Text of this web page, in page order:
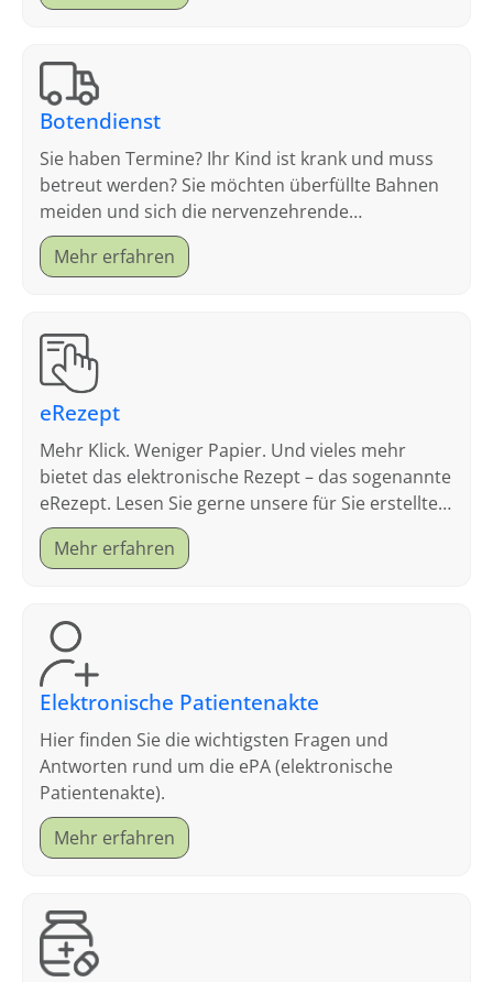
Botendienst
Sie haben Termine? Ihr Kind ist krank und muss
betreut werden? Sie möchten überfüllte Bahnen
meiden und sich die nervenzehrende
Parkplatzsuche sparen?
Mehr erfahren
eRezept
Mehr Klick. Weniger Papier. Und vieles mehr
bietet das elektronische Rezept – das sogenannte
eRezept. Lesen Sie gerne unsere für Sie erstellten
FAQ.
Mehr erfahren
Elektronische Patientenakte
Hier finden Sie die wichtigsten Fragen und
Antworten rund um die ePA (elektronische
Patientenakte).
Mehr erfahren